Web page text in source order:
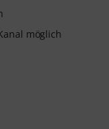
möglich